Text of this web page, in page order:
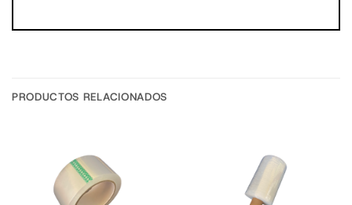
PRODUCTOS RELACIONADOS